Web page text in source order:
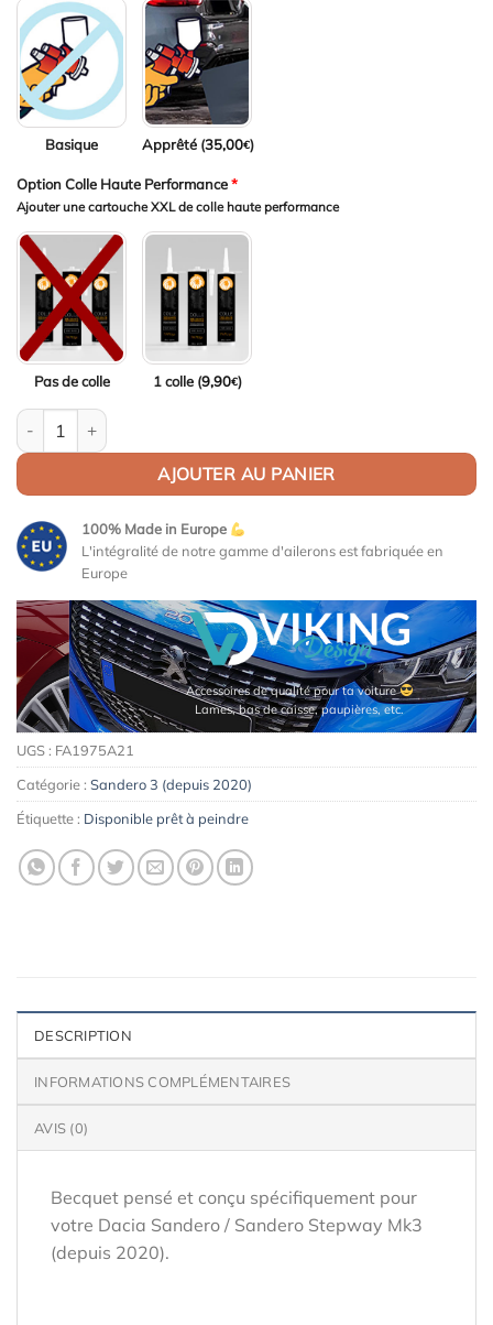
Basique Apprêté (35,00€)
Option Colle Haute Performance*
Ajouter une cartouche XXL de colle haute performance
Pas de colle 1 colle (9,90€)
quantité de Aileron / Becquet pour Dacia Sandero / Sandero
AJOUTER AU PANIER
100% Made in Europe
L'intégralité de notre gamme d'ailerons est fabriquée en
Europe
Accessoires de qualité pour ta voiture
Lames, bas de caisse, paupières, etc.
UGS : FA1975A21
Catégorie : Sandero 3 (depuis 2020)
Étiquette : Disponible prêt à peindre
DESCRIPTION
INFORMATIONS COMPLÉMENTAIRES
AVIS (0)
Becquet pensé et conçu spécifiquement pour
votre Dacia Sandero / Sandero Stepway Mk3
(depuis 2020).